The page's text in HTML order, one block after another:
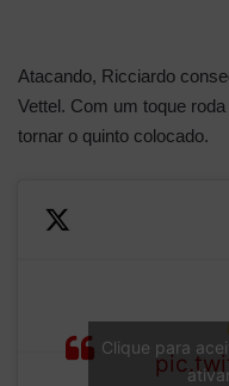
Atacando, Ricciardo
Vettel. Com um toque
tornar o quinto colocado.
LAP
46/71
for P5
Clique para